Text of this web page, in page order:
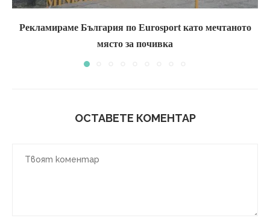
Рекламираме България по Eurosport като мечтаното
място за почивка
ОСТАВЕТЕ КОМЕНТАР